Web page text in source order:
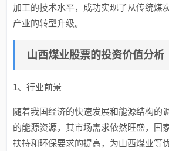
加工的技术水平，成功实现了从传统煤
产业的转型升级。
山西煤业股票的投资价值分析
1、行业前景
随着我国经济的快速发展和能源结构的
的能源资源，其市场需求依然旺盛，国
扶持和环保要求的提高，为山西煤业等